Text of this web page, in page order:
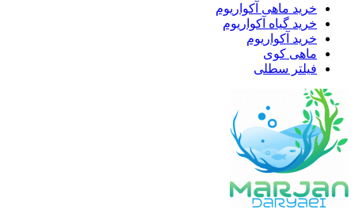
خرید ماهی آکواریوم
خرید گیاه آکواریوم
خرید آکواریوم
ماهی کوی
فیلتر سطلی